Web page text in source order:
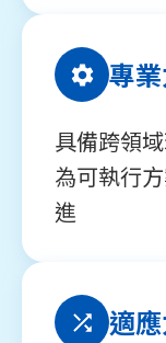
專
具備跨領
為可執行
進
適